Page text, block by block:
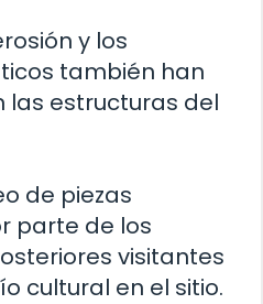
y los
también han
las estructuras del
de piezas
parte de los
visitantes
cultural en el sitio.